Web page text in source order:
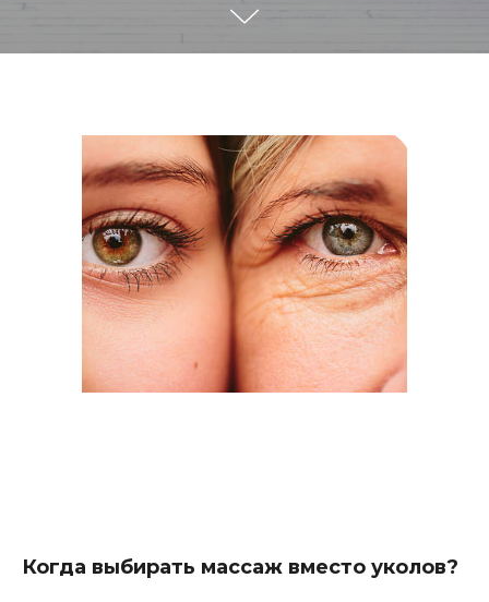
Когда выбирать массаж вместо уколов?